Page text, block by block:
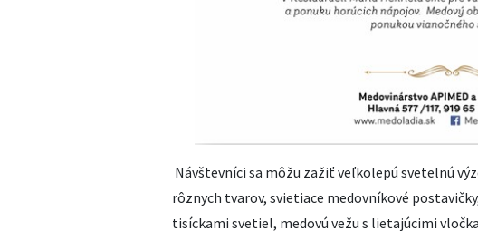
Návštevníci sa môžu zažiť veľkolepú svetelnú
rôznych tvarov, svietiace medovníkové
tisíckami svetiel, medovú vežu s lietajúcimi